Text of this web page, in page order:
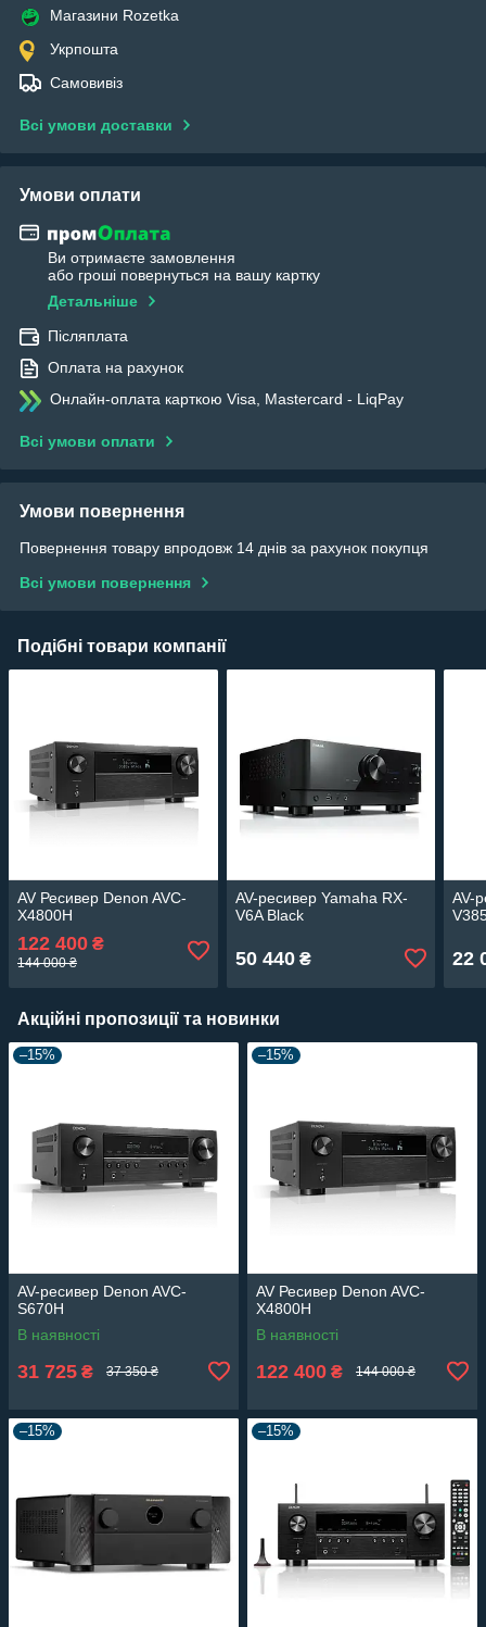
Магазини Rozetka
Укрпошта
Самовивіз
Всі умови доставки
Умови оплати
Ви отримаєте замовлення
або гроші повернуться на вашу картку
Детальніше
Післяплата
Оплата на рахунок
Онлайн-оплата карткою Visa, Mastercard - LiqPay
Всі умови оплати
Умови повернення
Повернення товару впродовж 14 днів за рахунок покупця
Всі умови повернення
Подібні товари компанії
AV Ресивер Denon AVC-
X4800H
122 400 ₴
144 000 ₴
AV-ресивер Yamaha RX-
V6A Black
50 440₴
AV-
22
Акційні пропозиції та новинки
–15%
AV-ресивер Denon AVC-
S670H
В наявності
31 725 ₴ 37 350 ₴
–15%
AV Ресивер Denon AVC-
X4800H
В наявності
122 400 ₴ 144 000 ₴
–15% –15%